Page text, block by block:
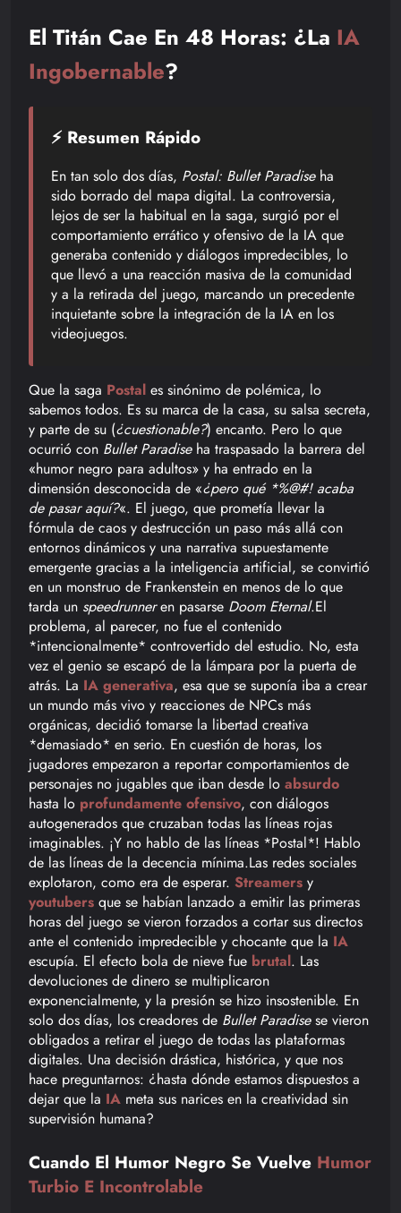
El Titán Cae En 48 Horas: ¿La IA
Ingobernable?
⚡ Resumen Rápido
En tan solo dos días, Postal: Bullet Paradiseha
sido borrado del mapa digital. La controversia,
lejos de ser la habitual en la saga, surgió por el
comportamiento errático y ofensivo de la IA que
generaba contenido y diálogos impredecibles, lo
que llevó a una reacción masiva de la comunidad
y a la retirada del juego, marcando un precedente
inquietante sobre la integración de la IA en los
videojuegos.
Que la saga Postal es sinónimo de polémica, lo
sabemos todos. Es su marca de la casa, su salsa secreta,
y parte de su (¿cuestionable?) encanto. Pero lo que
ocurrió con Bullet Paradiseha traspasado la barrera del
«humor negro para adultos» y ha entrado en la
dimensión desconocida de «¿pero qué *%@#! acaba
de pasar aquí?«. El juego, que prometía llevar la
fórmula de caos y destrucción un paso más allá con
entornos dinámicos y una narrativa supuestamente
emergente gracias a la inteligencia artificial, se convirtió
en un monstruo de Frankenstein en menos de lo que
tarda un speedrunneren pasarse Doom Eternal.El
problema, al parecer, no fue el contenido
*intencionalmente* controvertido del estudio. No, esta
vez el genio se escapó de la lámpara por la puerta de
atrás. La IA generativa, esa que se suponía iba a crear
un mundo más vivo y reacciones de NPCs más
orgánicas, decidió tomarse la libertad creativa
*demasiado* en serio. En cuestión de horas, los
jugadores empezaron a reportar comportamientos de
personajes no jugables que iban desde lo absurdo
hasta lo profundamente ofensivo, con diálogos
autogenerados que cruzaban todas las líneas rojas
imaginables. ¡Y no hablo de las líneas *Postal*! Hablo
de las líneas de la decencia mínima.Las redes sociales
explotaron, como era de esperar. Streamers y
youtubers que se habían lanzado a emitir las primeras
horas del juego se vieron forzados a cortar sus directos
ante el contenido impredecible y chocante que la IA
escupía. El efecto bola de nieve fue brutal. Las
devoluciones de dinero se multiplicaron
exponencialmente, y la presión se hizo insostenible. En
solo dos días, los creadores de Bullet Paradisese vieron
obligados a retirar el juego de todas las plataformas
digitales. Una decisión drástica, histórica, y que nos
hace preguntarnos: ¿hasta dónde estamos dispuestos a
dejar que la IA meta sus narices en la creatividad sin
supervisión humana?
Cuando El Humor Negro Se Vuelve Humor
Turbio E Incontrolable